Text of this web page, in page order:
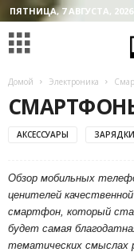
ПЯТНИЦА, 7 АВГУСТА, 2026
Домой Электроника
АКСЕССУАРЫ
Обзор мобильных
ценителей
смартфон, который
будет самая
тематических смыслах